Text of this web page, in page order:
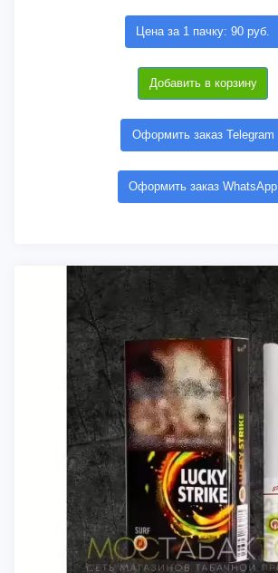
Цена за 1 пачку: 90 руб.
Добавить в корзину
Оформить заказ Telegram
Оформить заказ WhatsApp